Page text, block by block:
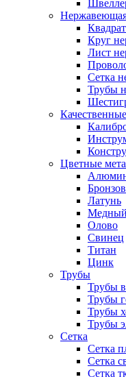
Нержавеющая
Круг
Лист
Сетка
Трубы
Цветные
Латунь
Олово
Свинец
Титан
Цинк
Трубы
Трубы
Трубы
Трубы
Трубы
Сетка
Сетка
Сетка
Сетка